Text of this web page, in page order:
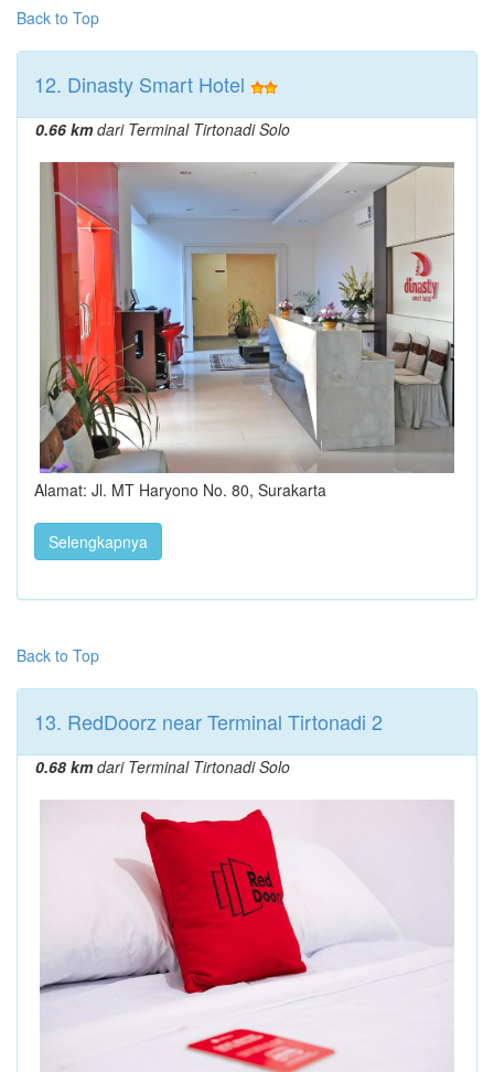
Back to Top
12. Dinasty Smart Hotel
0.66 kmdari Terminal Tirtonadi Solo
Alamat: Jl. MT Haryono No. 80, Surakarta
Selengkapnya
Back to Top
13. RedDoorz near Terminal Tirtonadi 2
0.68 kmdari Terminal Tirtonadi Solo